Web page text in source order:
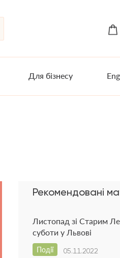
Для бізнесу
Рекомендовані
Листопад зі Старим
суботи у Львові
05.11.2022
Події